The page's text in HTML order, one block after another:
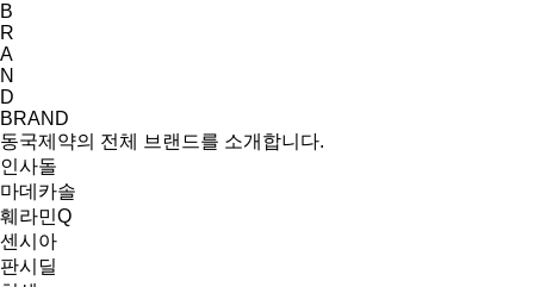
B
R
A
N
D
BRAND
동국제약의 전체 브랜드를 소개합니다.
인사돌
마데카솔
훼라민Q
센시아
판시딜